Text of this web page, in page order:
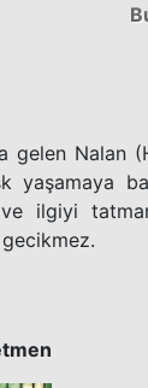
gelen Nalan
yaşamaya
ilgiyi
gecikmez.